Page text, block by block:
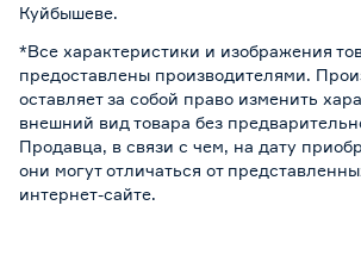
Куйбышеве.
*Все характеристики и изображения
предоставлены производителями.
оставляет за собой право изменить
внешний вид товара без
Продавца, в связи с чем, на дату
они могут отличаться от
интернет-сайте.